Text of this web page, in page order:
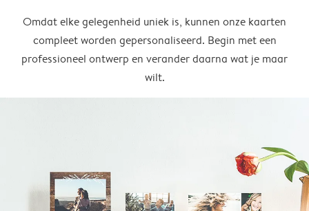
Omdat elke gelegenheid uniek is, kunnen onze kaarten
compleet worden gepersonaliseerd. Begin met een
professioneel ontwerp en verander daarna wat je maar
wilt.